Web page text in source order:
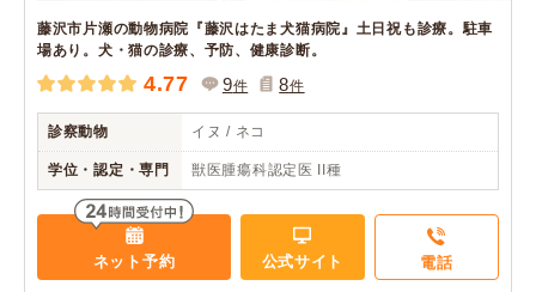
藤沢市片瀬の動物病院『藤沢はたま犬猫病院』土日祝も診療。駐車
場あり。犬・猫の診療、予防、健康診断。
4.77 9件 8件
診察動物 イヌ / ネコ
学位・認定・専門 獣医腫瘍科認定医 II種
ネット予約 公式サイト 電話